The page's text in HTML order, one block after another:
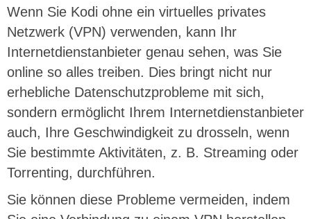
Wenn Sie Kodi ohne ein virtuelles privates
Netzwerk (VPN) verwenden, kann Ihr
Internetdienstanbieter genau sehen, was Sie
online so alles treiben. Dies bringt nicht nur
erhebliche Datenschutzprobleme mit sich,
sondern ermöglicht Ihrem Internetdienstanbieter
auch, Ihre Geschwindigkeit zu drosseln, wenn
Sie bestimmte Aktivitäten, z. B. Streaming oder
Torrenting, durchführen.
Sie können diese Probleme vermeiden, indem